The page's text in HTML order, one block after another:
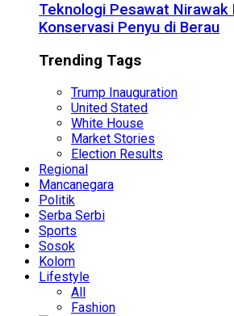
Teknologi Pesawat Nirawak
Konservasi Penyu di Berau
Trending Tags
Trump Inauguration
United Stated
White House
Market Stories
Election Results
Regional
Mancanegara
Politik
Serba Serbi
Sports
Sosok
Kolom
Lifestyle
All
Fashion